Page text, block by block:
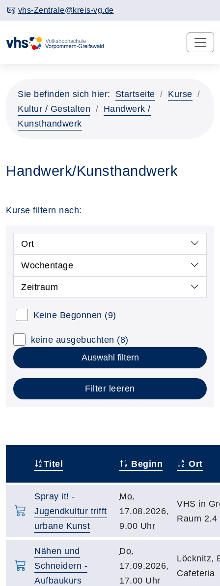
vhs-Zentrale@kreis-vg.de
Sie befinden sich hier: Startseite
Kurse
Kultur / Gestalten
Handwerk /
Kunsthandwerk
Handwerk/Kunsthandwerk
Kurse filtern nach:
Ort
Wochentage
Zeitraum
Keine Begonnen (9)
keine ausgebuchten (8)
Auswahl filtern
Filter leeren
Titel Beginn Ort
Spray it! -
Jugendkultur trifft
urbane Kunst
Mo.
17.08.2026,
9.00 Uhr
VHS in
Raum 2.4
Nähen und
Schneidern -
Aufbaukurs
Do.
17.09.2026,
17.00 Uhr
Löcknitz,
Cafeteria